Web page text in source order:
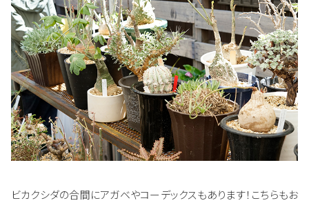
ビカクシダの合間にアガベやコーデックスもあります！こちらもお